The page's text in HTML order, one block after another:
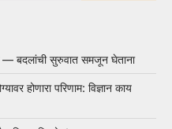
— बदलांची सुरुवात समजून घेताना
होणारा परिणाम: विज्ञान काय